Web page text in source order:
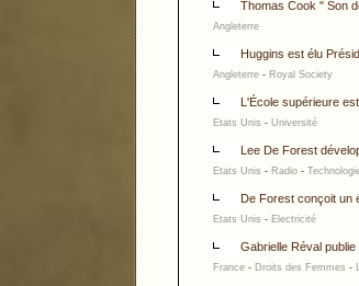
Thomas Cook " Son
Angleterre
Huggins est élu
Angleterre - Royal Society
L'École supérieure
Etats Unis - Université
Lee De Forest
Etats Unis - Radio -
De Forest conçoit un
Etats Unis - Electricité
Gabrielle Réval
France - Droits des Femmes -